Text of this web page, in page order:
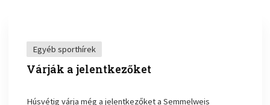
Egyéb sporthírek
Várják a jelentkezőket
Húsvétig várja még a jelentkezőket a Semmelweis